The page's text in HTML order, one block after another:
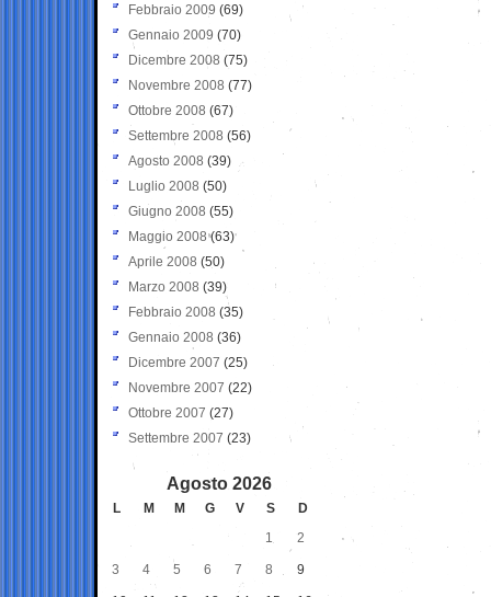
Febbraio 2009 (69)
Gennaio 2009 (70)
Dicembre 2008 (75)
Novembre 2008 (77)
Ottobre 2008 (67)
Settembre 2008 (56)
Agosto 2008 (39)
Luglio 2008 (50)
Giugno 2008 (55)
Maggio 2008(63)
Aprile 2008 (50)
Marzo 2008 (39)
Febbraio 2008 (35)
Gennaio 2008 (36)
Dicembre 2007 (25)
Novembre 2007 (22)
Ottobre 2007 (27)
Settembre 2007 (23)
Agosto 2026
L M M G V S
D
1
2
3 4 5 6 7 8 9